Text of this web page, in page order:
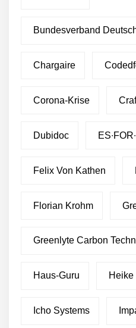
Bundesverband
Chargaire
Corona-Krise
Dubidoc
Felix Von Kathen
Florian Krohm
Greenlyte Carbon
Haus-Guru Heike
Icho Systems